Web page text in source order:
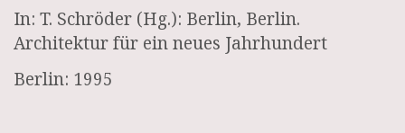
In: T. Schröder (Hg.): Berlin, Berlin.
Architektur für ein neues Jahrhundert
Berlin: 1995